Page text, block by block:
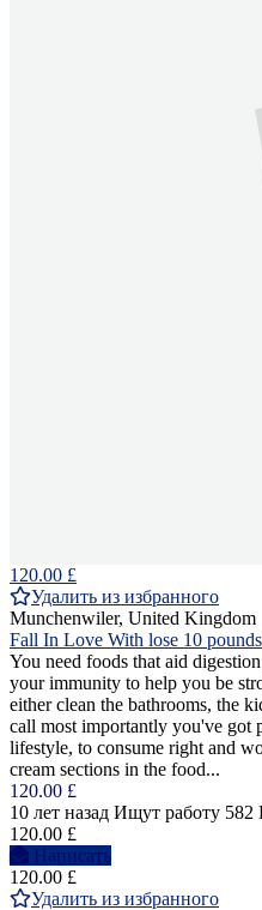
120.00 £
Удалить из избранного
Munchenwiler, United Kingdom
Fall In Love With lose 10
You need foods that aid
your immunity to help you be
either clean the bathrooms, the
call most importantly you've got
lifestyle, to consume right and
cream sections in the food...
120.00 £
10 лет назад Ищут работу 582
120.00 £
Написать
120.00 £
Удалить из избранного